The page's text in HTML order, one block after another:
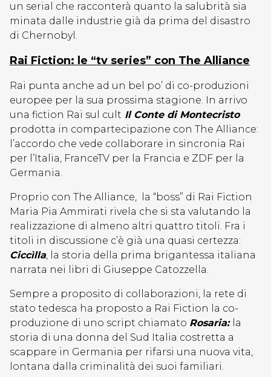
un serial che racconterà quanto la salubrità sia
minata dalle industrie già da prima del disastro
di Chernobyl.
Rai Fiction: le “tv series” con The Alliance
Rai punta anche ad un bel po’ di co-produzioni
europee per la sua prossima stagione. In arrivo
una fiction Rai sul cult Il Conte di Montecristo
prodotta in compartecipazione con The Alliance:
l’accordo che vede collaborare in sincronia Rai
per l’Italia, FranceTV per la Francia e ZDF per la
Germania.
Proprio con The Alliance, la “boss” di Rai Fiction
Maria Pia Ammirati rivela che si sta valutando la
realizzazione di almeno altri quattro titoli. Fra i
titoli in discussione c’è già una quasi certezza:
Ciccìlla, la storia della prima brigantessa italiana
narrata nei libri di Giuseppe Catozzella.
Sempre a proposito di collaborazioni, la rete di
stato tedesca ha proposto a Rai Fiction la co-
produzione di uno script chiamato Rosaria: la
storia di una donna del Sud Italia costretta a
scappare in Germania per rifarsi una nuova vita,
lontana dalla criminalità dei suoi familiari.